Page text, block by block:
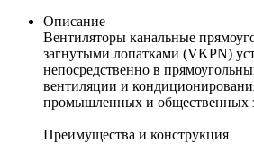
Описание
Вентиляторы канальные
загнутыми лопатками (VKPN)
непосредственно в
вентиляции и
промышленных и общественных
Преимущества и конструкция